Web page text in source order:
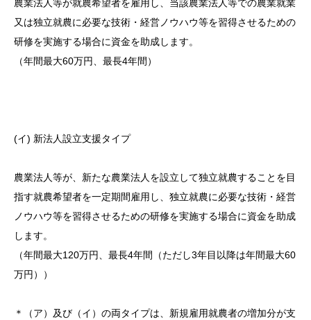
農業法人等が就農希望者を雇用し、当該農業法人等での農業就業
又は独立就農に必要な技術・経営ノウハウ等を習得させるための
研修を実施する場合に資金を助成します。
（年間最大60万円、最長4年間）
(イ) 新法人設立支援タイプ
農業法人等が、新たな農業法人を設立して独立就農することを目
指す就農希望者を一定期間雇用し、独立就農に必要な技術・経営
ノウハウ等を習得させるための研修を実施する場合に資金を助成
します。
（年間最大120万円、最長4年間（ただし3年目以降は年間最大60
万円））
＊（ア）及び（イ）の両タイプは、新規雇用就農者の増加分が支